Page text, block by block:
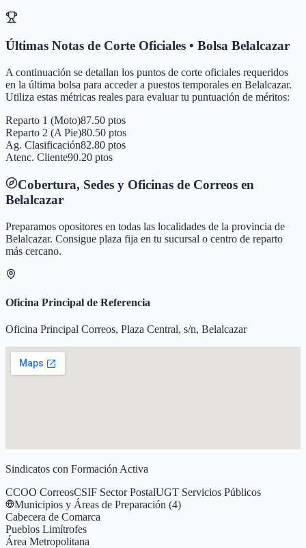
Últimas Notas de Corte Oficiales • Bolsa Belalcazar
A continuación se detallan los puntos de corte oficiales requeridos
en la última bolsa para acceder a puestos temporales en Belalcazar.
Utiliza estas métricas reales para evaluar tu puntuación de méritos:
Reparto 1 (Moto)87.50 ptos
Reparto 2 (A Pie)80.50 ptos
Ag. Clasificación82.80 ptos
Atenc. Cliente90.20 ptos
Cobertura, Sedes y Oficinas de Correos en
Belalcazar
Preparamos opositores en todas las localidades de la provincia de
Belalcazar. Consigue plaza fija en tu sucursal o centro de reparto
más cercano.
Oficina Principal de Referencia
Oficina Principal Correos, Plaza Central, s/n, Belalcazar
Sindicatos con Formación Activa
CCOO CorreosCSIF Sector PostalUGT Servicios Públicos
Municipios y Áreas de Preparación (4)
Cabecera de Comarca
Pueblos Limítrofes
Área Metropolitana